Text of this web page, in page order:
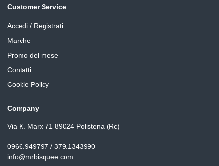
Customer Service
Accedi / Registrati
Marche
Promo del mese
Contatti
Cookie Policy
Company
Via K. Marx 71 89024 Polistena (Rc)
0966.949797 / 379.1343990
info@mrbisquee.com